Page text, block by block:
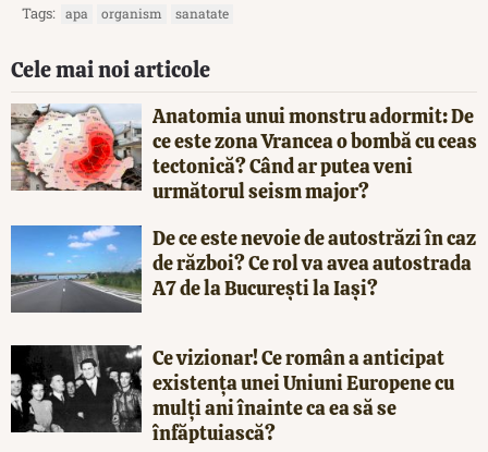
Tags: apa organism sanatate
Cele mai noi articole
Anatomia unui monstru adormit: De
ce este zona Vrancea o bombă cu ceas
tectonică? Când ar putea veni
următorul seism major?
De ce este nevoie de autostrăzi în caz
de război? Ce rol va avea autostrada
A7 de la București la Iași?
Ce vizionar! Ce român a anticipat
existența unei Uniuni Europene cu
mulți ani înainte ca ea să se
înfăptuiască?